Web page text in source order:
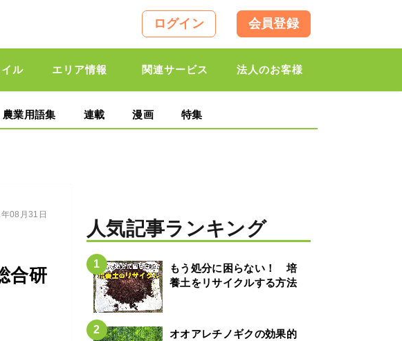
ログイン 会員登録
ル エリア情報 関連サービス 法人のお客様
農業用語集 連載 漫画 特集
合研
08月31日
人気記事ランキング
もう処分に困らない！ 培
養土をリサイクルする方法
オオアレチノギクの効果的